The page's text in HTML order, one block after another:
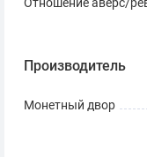
Производитель
Монетный двор